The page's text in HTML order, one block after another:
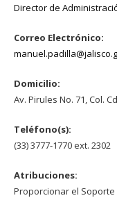
Director de
Correo Electrónico:
Domicilio:
Av. Pirules No. 71, Col.
Teléfono(s):
(33) 3777-1770 ext. 2302
Atribuciones:
Proporcionar el